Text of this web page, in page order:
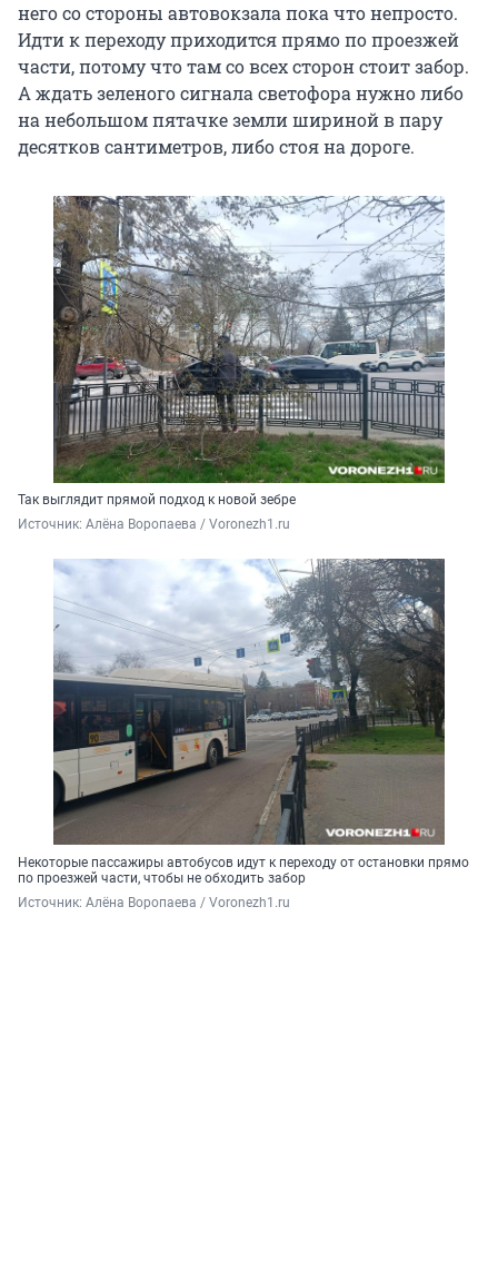
него со стороны автовокзала пока что непросто.
Идти к переходу приходится прямо по проезжей
части, потому что там со всех сторон стоит забор.
А ждать зеленого сигнала светофора нужно либо
на небольшом пятачке земли шириной в пару
десятков сантиметров, либо стоя на дороге.
Так выглядит прямой подход к новой зебре
Источник: Алёна Воропаева / Voronezh1.ru
Некоторые пассажиры автобусов идут к переходу от остановки прямо
по проезжей части, чтобы не обходить забор
Источник: Алёна Воропаева / Voronezh1.ru